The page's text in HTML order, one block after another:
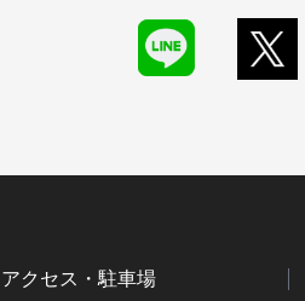
アクセス・駐車場